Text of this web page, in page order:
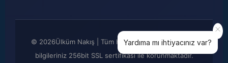
© 2026Ülküm Nakış | Tüm Hakları Saklıdır. Kredi kartı
bilgileriniz 256bit SSL sertifikası ile korunmaktadır.
Yardıma mı ihtiyacınız var?